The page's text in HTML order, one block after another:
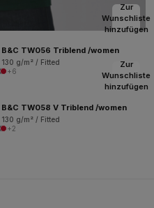
Zur
Wunschliste
hinzufügen
B&C TW056 Triblend /women
130 g/m² / Fitted
+6
Zur
Wunschliste
hinzufügen
B&C TW058 V Triblend /women
130 g/m² / Fitted
+2